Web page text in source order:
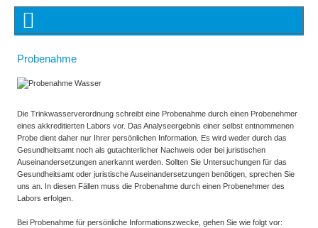
Probenahme
Die Trinkwasserverordnung schreibt eine Probenahme durch einen Probenehmer
eines akkreditierten Labors vor. Das Analyseergebnis einer selbst entnommenen
Probe dient daher nur Ihrer persönlichen Information. Es wird weder durch das
Gesundheitsamt noch als gutachterlicher Nachweis oder bei juristischen
Auseinandersetzungen anerkannt werden. Sollten Sie Untersuchungen für das
Gesundheitsamt oder juristische Auseinandersetzungen benötigen, sprechen Sie
uns an. In diesen Fällen muss die Probenahme durch einen Probenehmer des
Labors erfolgen.
Bei Probenahme für persönliche Informationszwecke, gehen Sie wie folgt vor: